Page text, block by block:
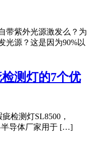
带紫外光源激发么？为
光源？这是因为90%以
测灯的7个优
检测灯SL8500，
半导体厂家用于 […]